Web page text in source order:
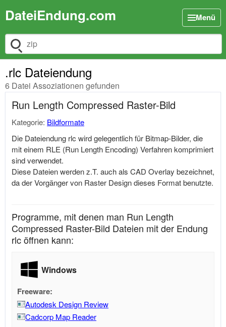
DateiEndung.com Menü
Dateiendung suchen
.rlc Dateiendung
6 Datei Assoziationen gefunden
Run Length Compressed Raster-Bild
Kategorie: Bildformate
Die Dateiendung rlc wird gelegentlich für Bitmap-Bilder, die
mit einem RLE (Run Length Encoding) Verfahren komprimiert
sind verwendet.
Diese Dateien werden z.T. auch als CAD Overlay bezeichnet,
da der Vorgänger von Raster Design dieses Format benutzte.
Programme, mit denen man Run Length
Compressed Raster-Bild Dateien mit der Endung
rlc öffnen kann:
Windows
Freeware:
Autodesk Design Review
Cadcorp Map Reader